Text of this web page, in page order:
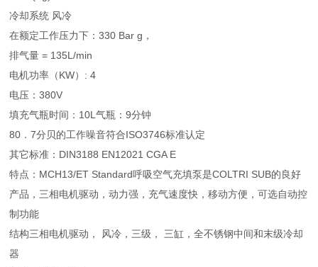
冷却系统 风冷
在额定工作压力下：330 Bar g，
排气量 = 135L/min
电机功率（KW）: 4
电压：380V
填充气瓶时间：10L气瓶：9分钟
80．7分贝的工作噪音符合ISO3746标准认定
其它标准：DIN3188 EN12021 CGA E
特点：MCH13/ET Standard呼吸空气充填泵是COLTRI SUB的良好
产品，三相电机驱动，动力强，充气速度快，移动方便，可选自动控
制功能
结构三相电机驱动， 风冷，三级， 三缸，全不锈钢中间和末级冷却
器